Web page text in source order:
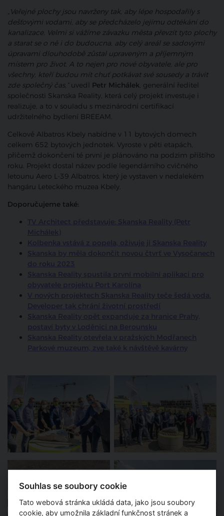
„Veřejné plochy jsou navrženy tak, aby lépe hospodařily s
dešťovými vodami, aby se předcházelo jejímu odtékání do
kanalizace. Velmi si vážíme závazku města převzít tyto plochy
a starat se o ně i do budoucna, aby celý areál se sadovými
úpravami dlouhodobě zůstal upraveným a příjemným
místem pro život. A to nejen pro nové obyvatele, ale pro
všechny, kteří budou mít chuť potkávat své sousedy a trávit
zde společný čas,“ uvedl Petr Michálek, generální ředitel
společnosti Skanska Reality, která celý projekt investuje i
realizuje, a to v souladu s mezinárodní certifikací
udržitelného bydlení BREEAM.
Celkově Albatros Kbely nabídne v 11 bytových domech
celkem 652 bytových jednotek. Vyroste v pěti etapách,
přičemž dokončení té první je plánováno na podzim příštího
roku. Projekt dostal název podle legendárního cvičného
letounu Aero L-39 Albatros, který je vystaven v nedalekém
hangáru Leteckého muzea Kbely.
Doporučujeme také:
TV Architect představuje: Skanska Reality (Petr
Michálek)
Kolbenka vstává z popela, oživuje ji Skanska Reality
Skanska by měla dokončit novou čtvrť ve Vysočanech
do roku 2023
Skanska Reality spustila první mobilní aplikaci pro
obyvatele projektu Port Karolína
V nových projektech Skanska Reality teče šedá voda.
Developer tak chrání životní prostředí
Skanska Reality opět expanduje za hranice Prahy,
postaví byty v Loděnici na Berounsku
Skanska Reality otevřela v pražských Modřanech
Parkové muzeum, zve také k návštěvě kavárny
Souhlas se soubory cookie
Tato webová stránka ukládá data, jako jsou soubory
cookie, aby umožnila základní funkčnost stránek a